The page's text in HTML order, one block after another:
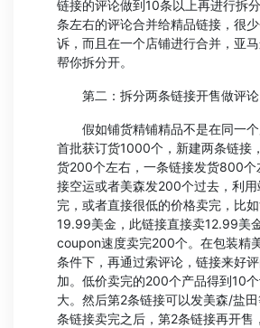
链接的评论做到10条以上再进行拆
条左右的评论合并给精品链接，很
诉，而且在一个店铺进行合并，亚
帮你拆分开。
第二：拆分两条链接开售做评论
假如铺货精铺精品不是在同一个
首批获订货1000个，新建两条链接
货200个左右，一条链接发货800个
接空运或者美森发200个过去，利
完，或者直接很低的价格卖完，比
19.99美金，此链接直接卖12.99美
coupon速度卖完200个。在包装精
条件下，再通过索评论，链接来好
加。低价卖完的200个产品得到10
大。然后第2条链接可以发美森/盐
条链接卖完之后，第2条链接再开售